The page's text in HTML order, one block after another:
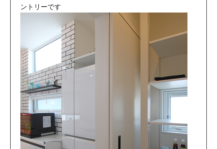
ントリーです